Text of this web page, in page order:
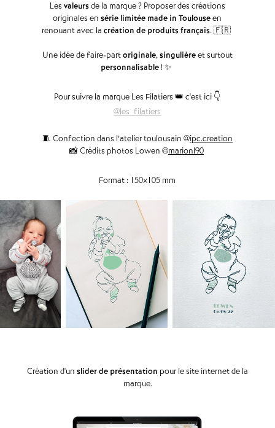
Les valeursde la marque ? Proposer des créations
originales ensérie limitée made in Toulouseen
renouant avec lacréation de produits français. 🇫🇷
Une idée de faire-partoriginale,singulièreet surtout
personnalisable! ✨
Pour suivre la marque Les Filatiers 👑 c'est ici 👇
@les_filatiers
🧵 Confection dans l’atelier toulousain @ipc.creation
📸 Crédits photos Lowen @marionl90
Format : 150x105 mm
Création d'un slider de présentation pour le site internet de la
marque.